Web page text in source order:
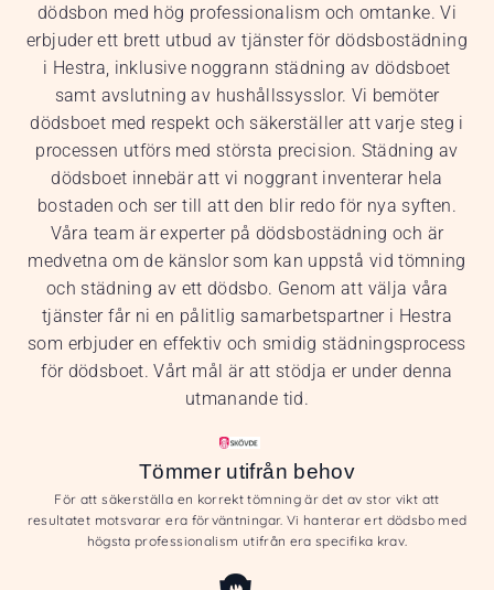
dödsbon med hög professionalism och omtanke. Vi
erbjuder ett brett utbud av tjänster för dödsbostädning
i Hestra, inklusive noggrann städning av dödsboet
samt avslutning av hushållssysslor. Vi bemöter
dödsboet med respekt och säkerställer att varje steg i
processen utförs med största precision. Städning av
dödsboet innebär att vi noggrant inventerar hela
bostaden och ser till att den blir redo för nya syften.
Våra team är experter på dödsbostädning och är
medvetna om de känslor som kan uppstå vid tömning
och städning av ett dödsbo. Genom att välja våra
tjänster får ni en pålitlig samarbetspartner i Hestra
som erbjuder en effektiv och smidig städningsprocess
för dödsboet. Vårt mål är att stödja er under denna
utmanande tid.
Tömmer utifrån behov
För att säkerställa en korrekt tömning är det av stor vikt att
resultatet motsvarar era förväntningar. Vi hanterar ert dödsbo med
högsta professionalism utifrån era specifika krav.